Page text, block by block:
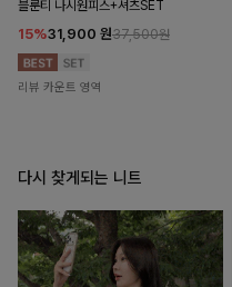
블룬티 나시원피스+셔츠SET
15%31,900 원37,500원
리뷰 카운트 영역
다시 찾게되는 니트